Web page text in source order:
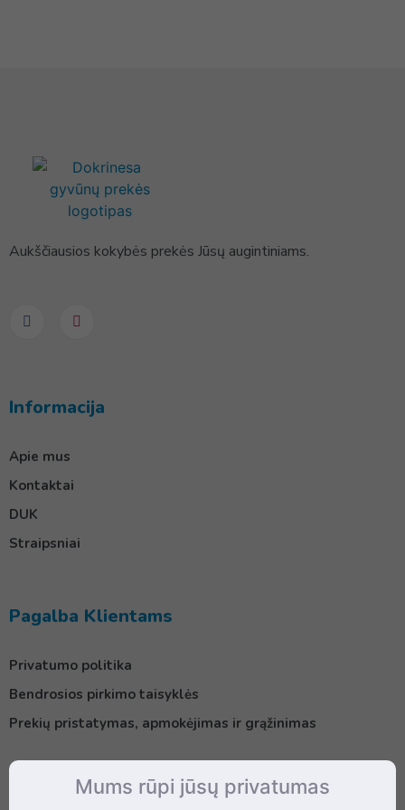
Aukščiausios kokybės prekės Jūsų augintiniams.
Informacija
Apie mus
Kontaktai
DUK
Straipsniai
Pagalba Klientams
Privatumo politika
Bendrosios pirkimo taisyklės
Prekių pristatymas, apmokėjimas ir grąžinimas
KontaktaiMums rūpi jūsų privatumas